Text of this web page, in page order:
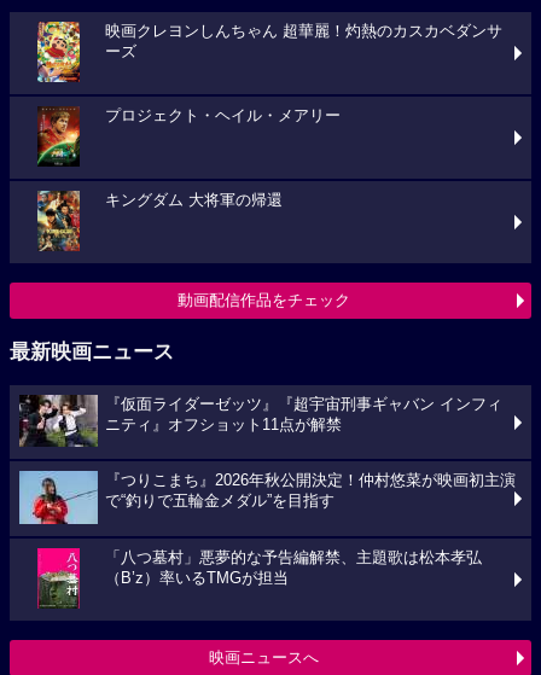
映画クレヨンしんちゃん 超華麗！灼熱のカスカベダンサ
ーズ
プロジェクト・ヘイル・メアリー
キングダム 大将軍の帰還
動画配信作品をチェック
最新映画ニュース
『仮面ライダーゼッツ』『超宇宙刑事ギャバン インフィ
ニティ』オフショット11点が解禁
『つりこまち』2026年秋公開決定！仲村悠菜が映画初主演
で“釣りで五輪金メダル”を目指す
「八つ墓村」悪夢的な予告編解禁、主題歌は松本孝弘
（B’z）率いるTMGが担当
映画ニュースへ